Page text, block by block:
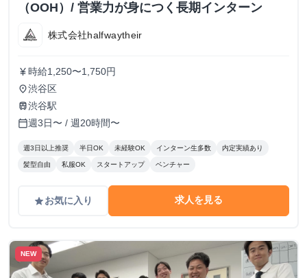
（OOH）/ 営業力が身につく長期インターン
株式会社halfwaytheir
currency_yen 時給1,250〜1,750円
place渋谷区
train渋谷駅
calendar_today週3日〜 / 週20時間〜
週3日以上推奨 半日OK 未経験OK インターン生多数 内定実績あり
髪型自由 私服OK スタートアップ ベンチャー
gradeお気に入り 求人を見る
NEW